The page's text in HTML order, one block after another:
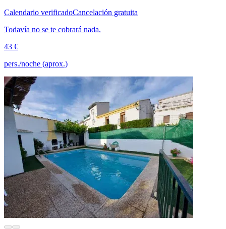
Calendario verificadoCancelación gratuita
Todavía no se te cobrará nada.
43 €
pers./noche (aprox.)